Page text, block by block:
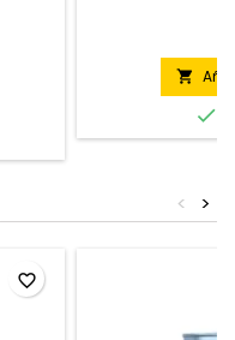


>
<
favorite_border